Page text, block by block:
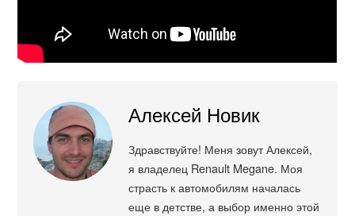
Алексей Новик
Здравствуйте! Меня зовут Алексей,
я владелец Renault Megane. Моя
страсть к автомобилям началась
еще в детстве, а выбор именно этой